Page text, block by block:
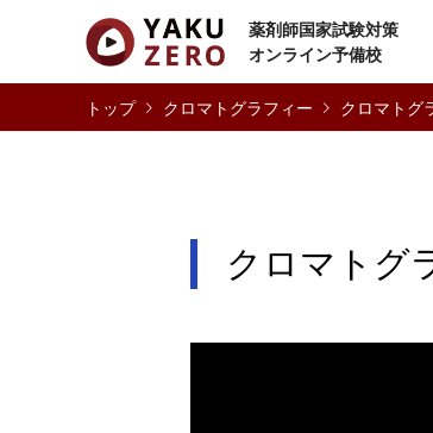
薬剤師国家試験対策
オンライン予備校
クロマトグラフィー
クロマトグ
クロマトグ